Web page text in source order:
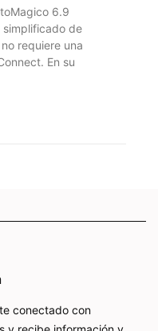
6.9
simplificado de
requiere una
En su
conectado con